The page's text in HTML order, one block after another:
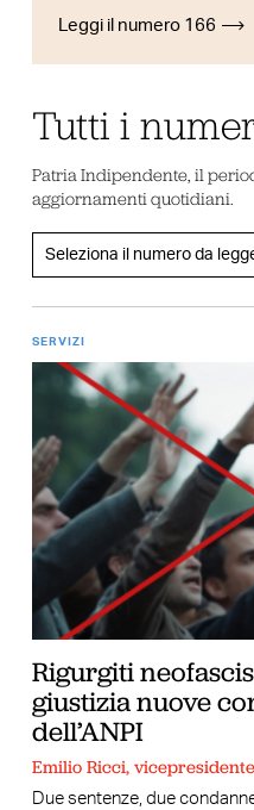
Leggi il numero 166
Tutti i
Patria Indipendente, il
aggiornamenti quotidiani.
SERVIZI
Rigurgiti
giustizia nuove
dell’ANPI
Emilio Ricci,
Due sentenze, due